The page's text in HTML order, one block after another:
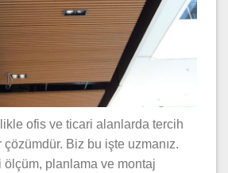
ofis ve ticari alanlarda tercih
Biz bu işte uzmanız.
ölçüm, planlama ve montaj